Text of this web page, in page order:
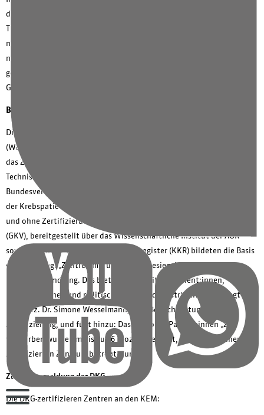
deren Angehörigen ein Gefühl von Sicherheit, die ideale Basis einer
Tumortherapie. Dass die neue Studie den Erfolg der Zertifizierungen
nun so deutlich belegt, beflügelt unsere Bemühungen und ist
natürlich ein ausschlaggebender Indikator bei der Wahl einer
geeigneten Klinik“, so Professor Philipp Harter, Direktor der Klinik für
Gynäkologie & Gynäkologische Onkologie.
Bessere Behandlung mit Gütesiegel – 26 % mehr Überlebenschancen
Die Studie „Wirksamkeit der Versorgung in onkologischen Zentren“
(WiZen) führte die Arbeitsgemeinschaft Deutscher Tumorzentren und
das Zentrum für Evidenzbasierte Gesundheitsversorgung der
Technischen Universität Dresden gemeinsam mit dem AOK-
Bundesverband durch. Im Fokus der Analyse stand u.a. das Überleben
der Krebspatient:innen nach Behandlungen in Krankenhäusern mit
und ohne Zertifizierung. Daten der gesetzlichen Krankenversicherung
(GKV), bereitgestellt über das Wissenschaftliche Institut der AOK
sowie Daten der vier klinischen Krebsregister (KKR) bildeten die Basis
der Erhebung. „Zentren mit unserem Gütesiegel ermöglichen eine
bessere Behandlung. Das bietet Sicherheit für Patient:innen,
Behandler:innen und politische Entscheidungsträger:innen“, sagt
Priv.-Doz. Dr. Simone Wesselmann, DKG-Bereichsleitung
Zertifizierung, und fügt hinzu: Das Risiko für Patient:innen „zu
versterben wurde um bis zu 26 Prozent gesenkt, wenn sie in einem
zertifizierten Zentrum betreut wurden.“
Zur Pressemeldung der DKG
Die DKG-zertifizieren Zentren an den KEM: